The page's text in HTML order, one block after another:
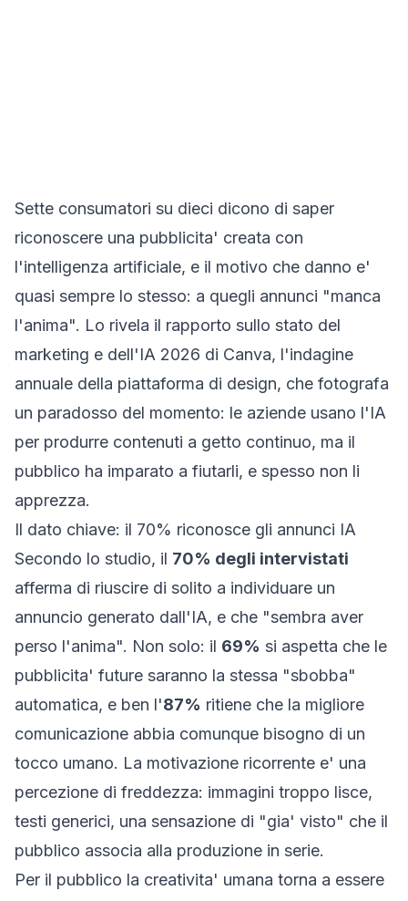
Sette consumatori su dieci dicono di saper
riconoscere una pubblicita' creata con
l'intelligenza artificiale, e il motivo che danno e'
quasi sempre lo stesso: a quegli annunci "manca
l'anima". Lo rivela il rapporto sullo stato del
marketing e dell'IA 2026 di Canva, l'indagine
annuale della piattaforma di design, che fotografa
un paradosso del momento: le aziende usano l'IA
per produrre contenuti a getto continuo, ma il
pubblico ha imparato a fiutarli, e spesso non li
apprezza.
Il dato chiave: il 70% riconosce gli annunci IA
Secondo lo studio, il 70% degli intervistati
afferma di riuscire di solito a individuare un
annuncio generato dall'IA, e che "sembra aver
perso l'anima". Non solo: il 69% si aspetta che le
pubblicita' future saranno la stessa "sbobba"
automatica, e ben l'87% ritiene che la migliore
comunicazione abbia comunque bisogno di un
tocco umano. La motivazione ricorrente e' una
percezione di freddezza: immagini troppo lisce,
testi generici, una sensazione di "gia' visto" che il
pubblico associa alla produzione in serie.
Per il pubblico la creativita' umana torna a essere